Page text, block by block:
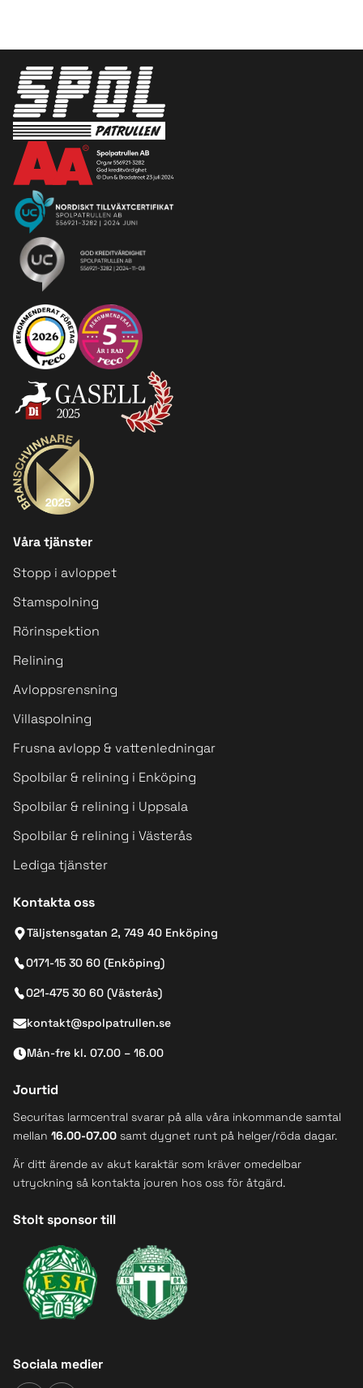
Våra tjänster
Stopp i avloppet
Stamspolning
Rörinspektion
Relining
Avloppsrensning
Villaspolning
Frusna avlopp & vattenledningar
Spolbilar & relining i Enköping
Spolbilar & relining i Uppsala
Spolbilar & relining i Västerås
Lediga tjänster
Kontakta oss
Täljstensgatan 2, 749 40 Enköping
0171-15 30 60 (Enköping)
021-475 30 60 (Västerås)
kontakt@spolpatrullen.se
Mån-fre kl. 07.00 – 16.00
Jourtid
Securitas larmcentral svarar på alla våra inkommande samtal
mellan 16.00-07.00 samt dygnet runt på helger/röda dagar.
Är ditt ärende av akut karaktär som kräver omedelbar
utryckning så kontakta jouren hos oss för åtgärd.
Stolt sponsor till
Sociala medier